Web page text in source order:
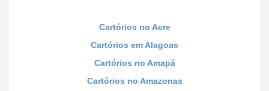
Cartórios no Acre
Cartórios em Alagoas
Cartórios no Amapá
Cartórios no Amazonas